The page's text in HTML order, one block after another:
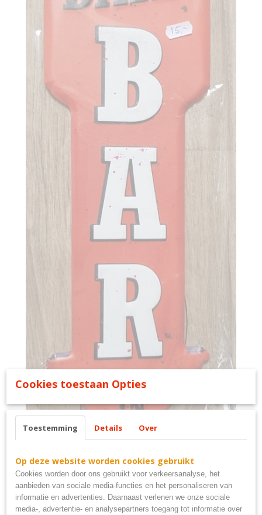
Bar open 3d bord
55x16cm
Cookies toestaan Opties
Toestemming Details Over
Op deze website worden cookies gebruikt
Cookies worden door ons gebruikt voor verkeersanalyse, het
aanbieden van sociale media-functies en het personaliseren van
informatie en advertenties. Daarnaast verlenen we onze sociale
media-, advertentie- en analysepartners toegang tot informatie over